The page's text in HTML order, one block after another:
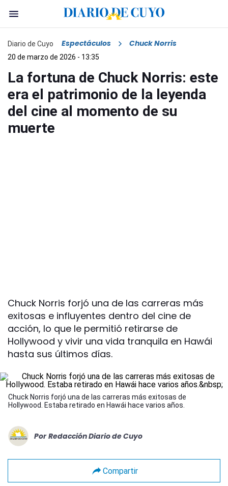
Diario de Cuyo Espectáculos Chuck Norris
20 de marzo de 2026 - 13:35
La fortuna de Chuck Norris: este
era el patrimonio de la leyenda
del cine al momento de su
muerte
Chuck Norris forjó una de las carreras más
exitosas e influyentes dentro del cine de
acción, lo que le permitió retirarse de
Hollywood y vivir una vida tranquila en Hawái
hasta sus últimos días.
Chuck Norris forjó una de las carreras más exitosas de
Hollywood. Estaba retirado en Hawái hace varios años.
Por Redacción Diario de Cuyo
Compartir